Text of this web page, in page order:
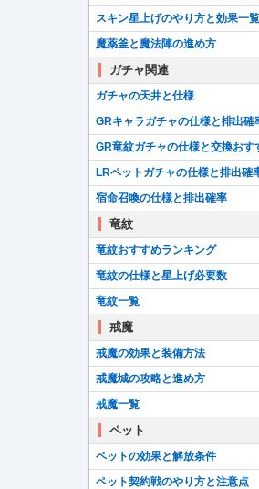
スキン星上げのやり方と効果一覧
魔薬釜と魔法陣の進め方
ガチャ関連
ガチャの天井と仕様
GRキャラガチャの仕様と排出確
GR竜紋ガチャの仕様と交換おす
LRペットガチャの仕様と排出確
宿命召喚の仕様と排出確率
竜紋
竜紋おすすめランキング
竜紋の仕様と星上げ必要数
竜紋一覧
戒魔
戒魔の効果と装備方法
戒魔城の攻略と進め方
戒魔一覧
ペット
ペットの効果と解放条件
ペット契約戦のやり方と注意点